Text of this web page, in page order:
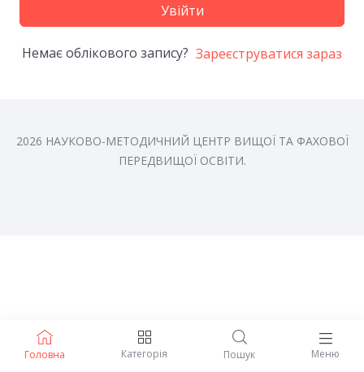
Головна Категорія Пошук Меню
Увійти
Немає облікового запису? Зареєструватися зараз
2026 НАУКОВО-МЕТОДИЧНИЙ ЦЕНТР ВИЩОЇ ТА ФАХОВОЇ
ПЕРЕДВИЩОЇ ОСВІТИ.